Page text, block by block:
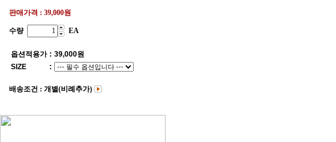
판매가격 : 39,000원
수량 EA
옵션적용가 : 39,000원
SIZE
:
배송조건 : 개별(비례추가)